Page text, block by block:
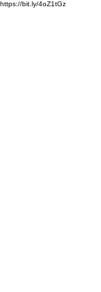
https://bit.ly/4oZ1tGz